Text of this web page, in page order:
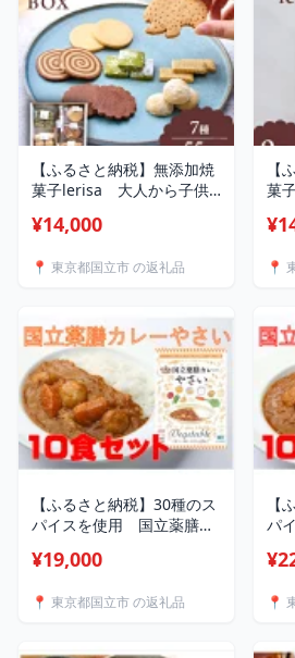
【ふるさと納税】無添加焼
菓子lerisa 大人から子供
合わせ 計55個入り
¥14,000
📍 東京都国立市 の返礼品
【
菓
キ
📍
【ふるさと納税】30種のス
パイスを使用 国立薬膳カ
ット 小麦粉・ラード不使
¥19,000
📍 東京都国立市 の返礼品
【
パ
ッ
📍